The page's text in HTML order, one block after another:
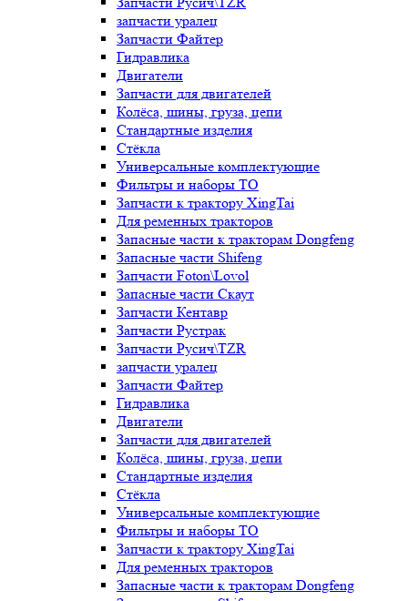
запчасти уралец
Запчасти Файтер
Гидравлика
Двигатели
Запчасти для двигателей
Колёса, шины, груза, цепи
Стандартные изделия
Стёкла
Универсальные комплектующие
Фильтры и наборы ТО
Запчасти к трактору XingTai
Для ременных тракторов
Запасные части к тракторам Dongfeng
Запасные части Shifeng
Запчасти Foton\Lovol
Запасные части Скаут
Запчасти Кентавр
Запчасти Рустрак
Запчасти Русич\TZR
запчасти уралец
Запчасти Файтер
Гидравлика
Двигатели
Запчасти для двигателей
Колёса, шины, груза, цепи
Стандартные изделия
Стёкла
Универсальные комплектующие
Фильтры и наборы ТО
Запчасти к трактору XingTai
Для ременных тракторов
Запасные части к тракторам Dongfeng